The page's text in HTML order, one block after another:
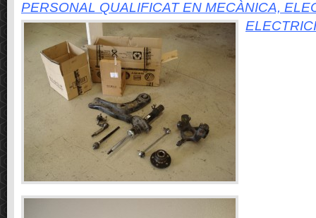
PERSONAL QUALIFICAT EN MECÀNICA,